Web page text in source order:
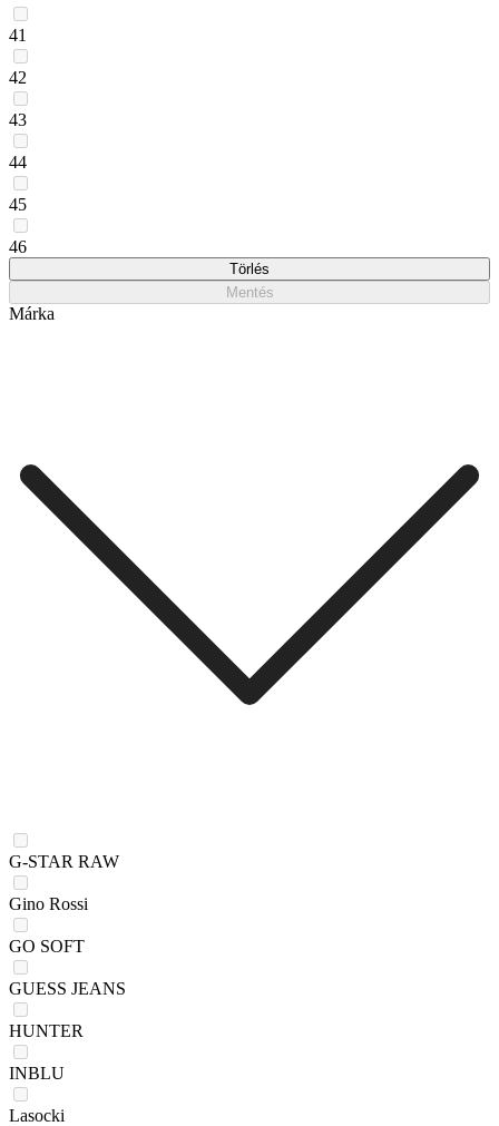
41
42
43
44
45
46
Törlés
Mentés
Márka
G-STAR RAW
Gino Rossi
GO SOFT
GUESS JEANS
HUNTER
INBLU
Lasocki